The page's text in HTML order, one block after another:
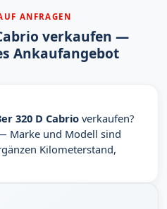
ANFRAGEN
verkaufen —
Ankaufangebot
320 D Cabrioverkaufen?
Marke und Modell sind
Kilometerstand,